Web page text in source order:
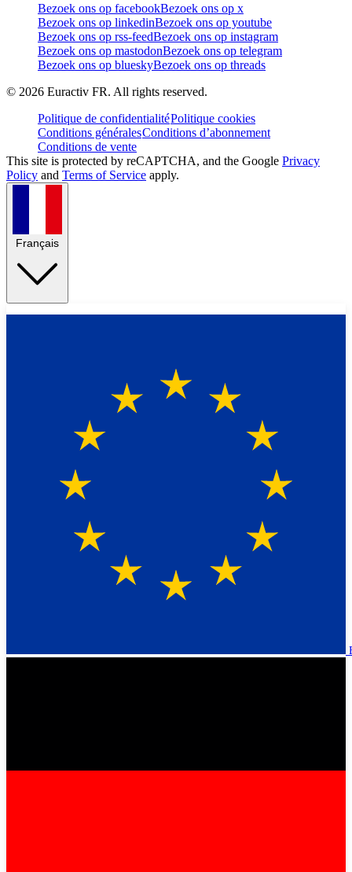
Bezoek ons op facebookBezoek ons op x
Bezoek ons op linkedinBezoek ons op youtube
Bezoek ons op rss-feedBezoek ons op instagram
Bezoek ons op mastodonBezoek ons op telegram
Bezoek ons op blueskyBezoek ons op threads
© 2026 Euractiv FR. All rights reserved.
Politique de confidentialitéPolitique cookies
Conditions généralesConditions d’abonnement
Conditions de vente
This site is protected by reCAPTCHA, and the Google Privacy
Policy and Terms of Service apply.
Français